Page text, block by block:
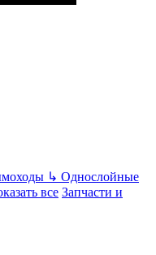
↳ Однослойные
все Запчасти и